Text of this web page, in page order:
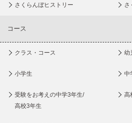
さくらんぼヒストリー さ
コース
クラス・コース 幼
小学生 中
受験をお考えの中学3年生/
高校3年生
高